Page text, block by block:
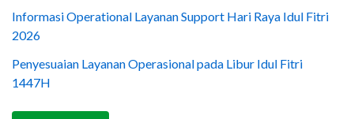
Informasi Operational Layanan Support Hari Raya Idul Fitri
2026
Penyesuaian Layanan Operasional pada Libur Idul Fitri
1447H